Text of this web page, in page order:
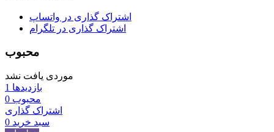
اشتراک گذاری در واتساپ
اشتراک گذاری در تلگرام
محبوب
موردی یافت نشد
بازدیدها 1
محبوب 0
اشتراک گذاری
سبد خرید 0